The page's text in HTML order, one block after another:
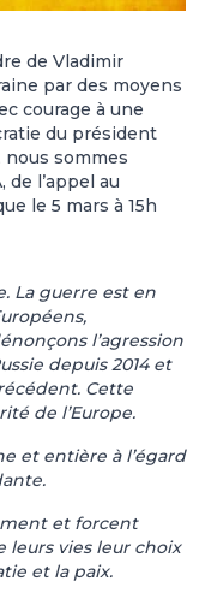
de Vladimir
par des moyens
courage à une
du président
nous sommes
de l’appel au
le 5 mars à 15h
La guerre est en
l’agression
depuis 2014 et
Cette
de l’Europe.
et entière à l’égard
et forcent
leurs vies leur choix
et la paix.